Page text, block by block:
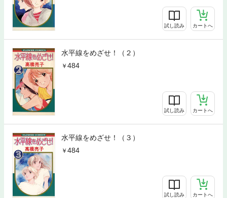
試し読み カートへ
水平線をめざせ！（２）
484
試し読み カートへ
水平線をめざせ！（３）
484
試し読み カートへ